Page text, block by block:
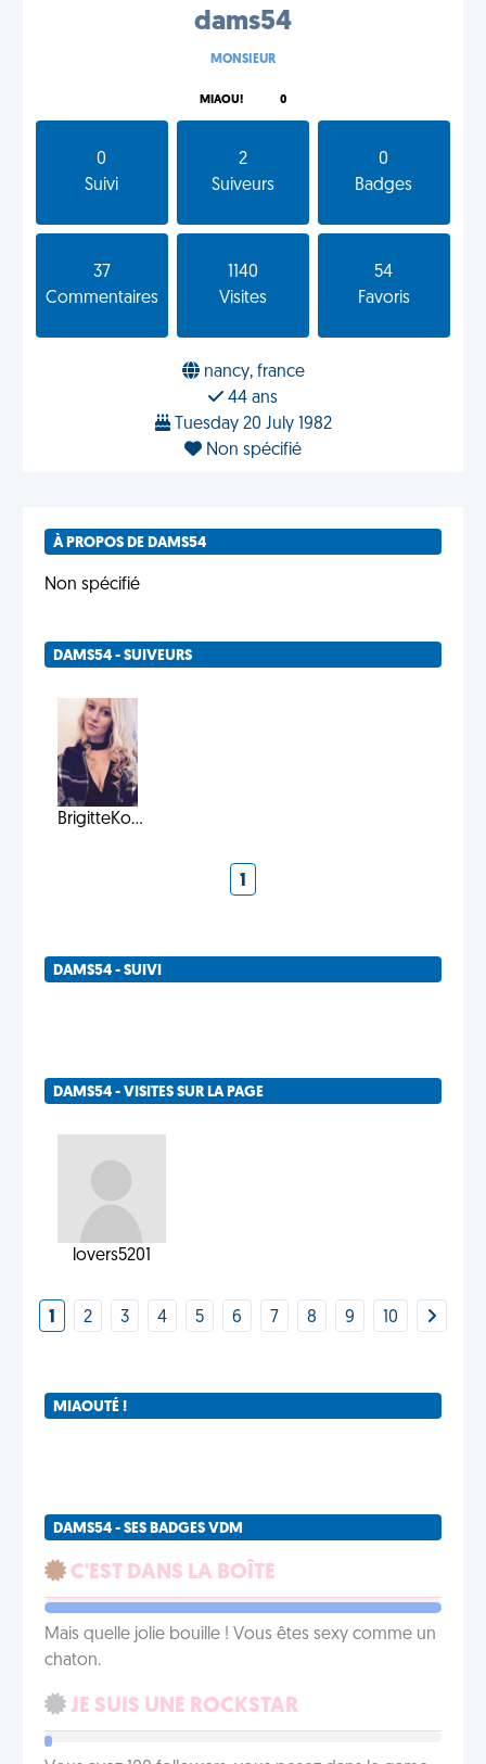
dams54
MONSIEUR
MIAOU! 0
0
Suivi
2
Suiveurs
0
Badges
37
Commentaires
1140
Visites
54
Favoris
nancy, france
44 ans
Tuesday 20 July 1982
Non spécifié
À PROPOS DE DAMS54
Non spécifié
DAMS54 - SUIVEURS
BrigitteKo...
1
DAMS54 - SUIVI
DAMS54 - VISITES SUR LA PAGE
lovers5201
1 2 3 4 5 6 7 8 9 10
MIAOUTÉ !
DAMS54 - SES BADGES VDM
C'EST DANS LA BOÎTE
Mais quelle jolie bouille ! Vous êtes sexy comme un
chaton.
JE SUIS UNE ROCKSTAR